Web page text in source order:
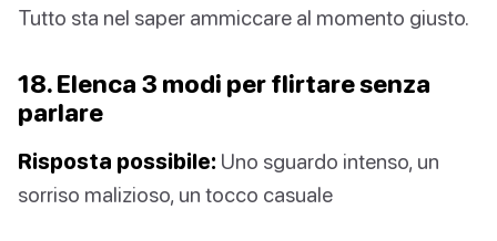
Tutto sta nel saper ammiccare al momento giusto.
18. Elenca 3 modi per flirtare senza
parlare
Risposta possibile: Uno sguardo intenso, un
sorriso malizioso, un tocco casuale